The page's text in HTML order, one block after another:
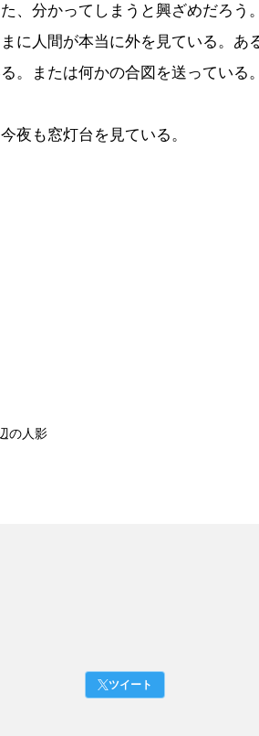
、分かってしまうと興ざめだろう。
に人間が本当に外を見ている。あ
。または何かの合図を送っている
夜も窓灯台を見ている。
の人影
ツイート